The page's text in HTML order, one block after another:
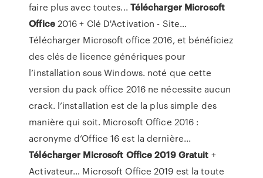
faire plus avec toutes... Télécharger Microsoft
Office2016 + Clé D'Activation - Site…
Télécharger Microsoft office 2016, et bénéficiez
des clés de licence génériques pour
l’installation sous Windows. noté que cette
version du pack office 2016 ne nécessite aucun
crack. l’installation est de la plus simple des
manière qui soit. Microsoft Office 2016 :
acronyme d’Office 16 est la dernière...
Télécharger Microsoft Office 2019 Gratuit +
Activateur… Microsoft Office 2019 est la toute